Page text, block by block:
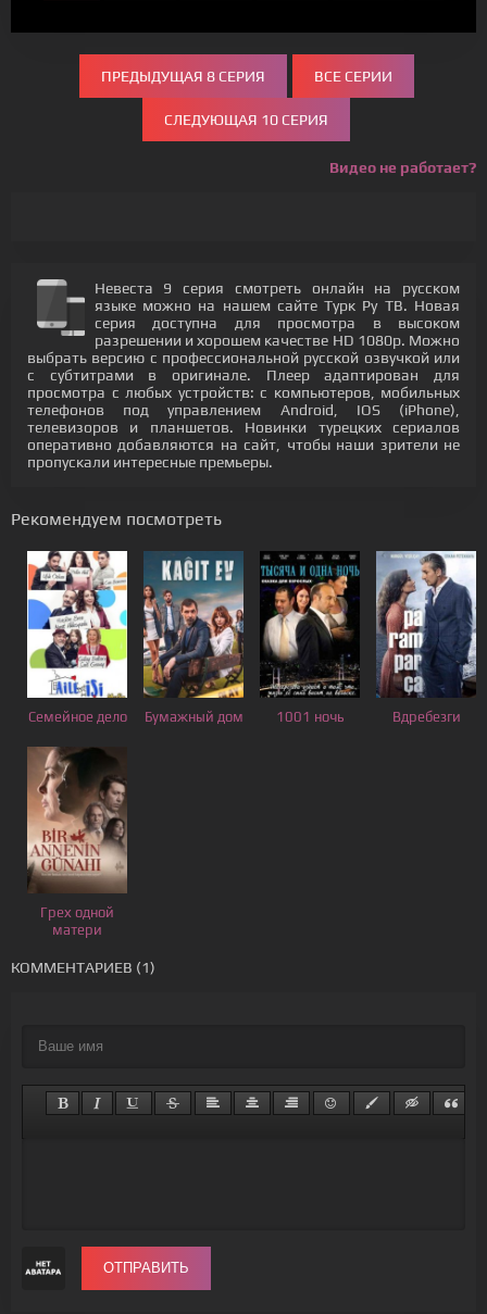
ПРЕДЫДУЩАЯ 8 СЕРИЯ ВСЕ СЕРИИ
СЛЕДУЮЩАЯ 10 СЕРИЯ
Видео не работает?
Невеста 9 серия смотреть онлайн на русском
языке можно на нашем сайте Турк Ру ТВ. Новая
серия доступна для просмотра в высоком
разрешении и хорошем качестве HD 1080p. Можно
выбрать версию с профессиональной русской озвучкой или
с субтитрами в оригинале. Плеер адаптирован для
просмотра с любых устройств: с компьютеров, мобильных
телефонов под управлением Android, IOS (iPhone),
телевизоров и планшетов. Новинки турецких сериалов
оперативно добавляются на сайт, чтобы наши зрители не
пропускали интересные премьеры.
Рекомендуем посмотреть
Семейное дело Бумажный дом 1001 ночь Вдребезги
Грех одной
матери
КОММЕНТАРИЕВ (1)
ОТПРАВИТЬ